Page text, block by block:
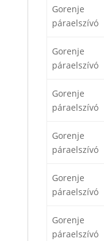
Gorenje
páraelszívó
Gorenje
páraelszívó
Gorenje
páraelszívó
Gorenje
páraelszívó
Gorenje
páraelszívó
Gorenje
páraelszívó